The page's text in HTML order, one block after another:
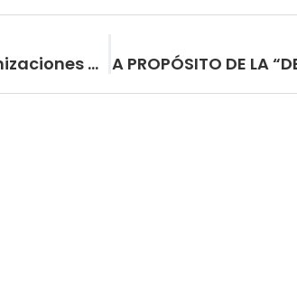
INDIA: La policía acusa a organizaciones de masas pro-maoístas de las protestas en Hyderabad A PROPÓSITO DE LA